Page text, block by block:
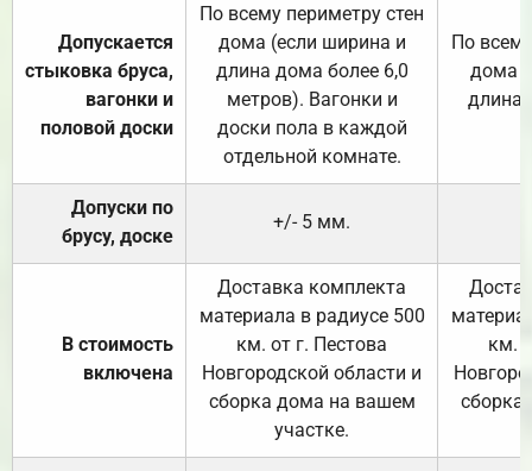
Допускается
стыковка бруса,
вагонки и
половой доски
По всему периметру стен
дома (если ширина и
длина дома более 6,0
метров). Вагонки и
доски пола в каждой
отдельной комнате.
По
дома
длина
Допуски по
брусу, доске
+/- 5 мм.
В стоимость
включена
Доставка комплекта
материала в радиусе 500
км. от г. Пестова
Новгородской области и
сборка дома на вашем
участке.
км.